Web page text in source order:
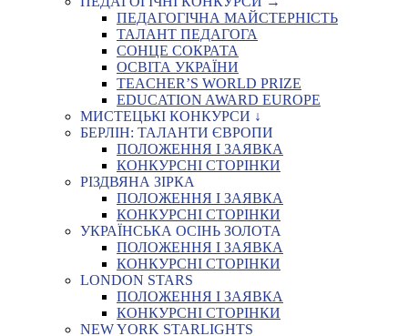
ПЕДАГОГІЧНА МАЙСТЕРНІСТЬ
ТАЛАНТ ПЕДАГОГА
СОНЦЕ СОКРАТА
ОСВІТА УКРАЇНИ
TEACHER’S WORLD PRIZE
EDUCATION AWARD EUROPE
МИСТЕЦЬКІ КОНКУРСИ ↓
БЕРЛІН: ТАЛАНТИ ЄВРОПИ
ПОЛОЖЕННЯ І ЗАЯВКА
КОНКУРСНІ СТОРІНКИ
РІЗДВЯНА ЗІРКА
ПОЛОЖЕННЯ І ЗАЯВКА
КОНКУРСНІ СТОРІНКИ
УКРАЇНСЬКА ОСІНЬ ЗОЛОТА
ПОЛОЖЕННЯ І ЗАЯВКА
КОНКУРСНІ СТОРІНКИ
LONDON STARS
ПОЛОЖЕННЯ І ЗАЯВКА
КОНКУРСНІ СТОРІНКИ
NEW YORK STARLIGHTS